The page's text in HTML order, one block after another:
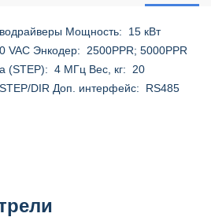
Мощность: 15 кВт
VAC Энкодер: 2500PPR; 5000PPR
(STEP): 4 МГц Вес, кг: 20
DIR Доп. интерфейс: RS485